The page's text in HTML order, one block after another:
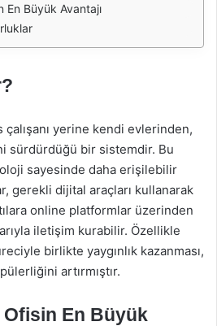
En Büyük Avantajı
yerine kendi evlerinden,
sürdürdüğü bir sistemdir. Bu
sayesinde daha erişilebilir
gerekli dijital araçları kullanarak
online platformlar üzerinden
iletişim kurabilir. Özellikle
birlikte yaygınlık kazanması,
artırmıştır.
En Büyük